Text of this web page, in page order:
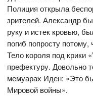
Полиция открыла
зрителей. Александр
руку и истек кровью,
погиб попросту
Тело короля под крики
префектуру. Довольно
мемуарах Иден: «Это
Мировой войны».